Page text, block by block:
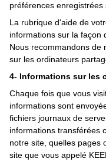
préférences enregistrées
La rubrique d'aide de
informations sur la façon
Nous recommandons de
sur les ordinateurs
4- Informations sur les
Chaque fois que vous
informations sont
fichiers journaux de
informations transférées
notre site, quelles pages
site que vous appelé